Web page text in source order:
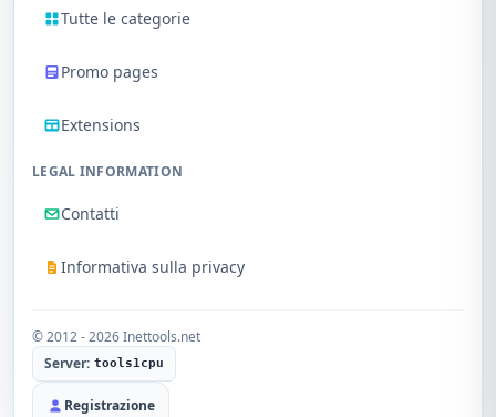
Tutte le categorie
Promo pages
Extensions
LEGAL INFORMATION
Contatti
Informativa sulla privacy
© 2012 - 2026 Inettools.net
Server: tools1cpu
Registrazione